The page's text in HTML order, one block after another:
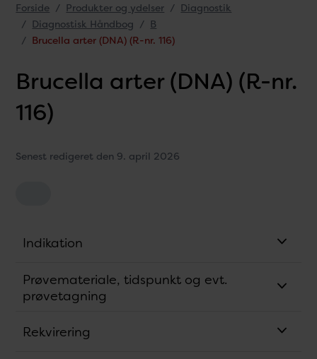
Forside Produkter og ydelser
Diagnostik
Diagnostisk Håndbog
B
Brucella arter (DNA) (R-nr. 116)
Brucella arter (DNA) (R-nr.
116)
Senest redigeret den 9. april 2026
Indikation
Prøvemateriale, tidspunkt og evt.
prøvetagning
Rekvirering